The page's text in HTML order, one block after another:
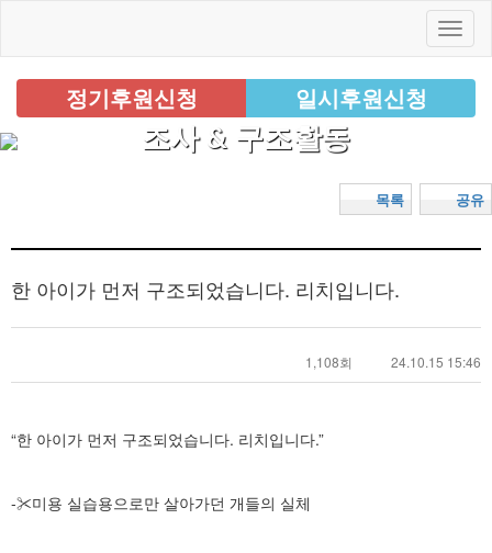
정기후원신청 일시후원신청
조사 & 구조활동
공유
목록
한 아이가 먼저 구조되었습니다. 리치입니다.
1,108회 24.10.15 15:46
“한 아이가 먼저 구조되었습니다. 리치입니다.”
-✂미용 실습용으로만 살아가던 개들의 실체